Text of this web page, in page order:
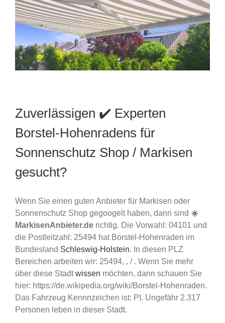
Zuverlässigen ✔️ Experten
Borstel-Hohenradens für
Sonnenschutz Shop / Markisen
gesucht?
Wenn Sie einen guten Anbieter für Markisen oder
Sonnenschutz Shop gegoogelt haben, dann sind ☀️
MarkisenAnbieter.de richtig. Die Vorwahl: 04101 und
die Postleitzahl: 25494 hat Borstel-Hohenraden im
Bundesland Schleswig-Holstein. In diesen PLZ
Bereichen arbeiten wir: 25494, , / . Wenn Sie mehr
über diese Stadtwissen möchten, dann schauen Sie
hier: https://de.wikipedia.org/wiki/Borstel-Hohenraden.
Das Fahrzeug Kennnzeichen ist: PI. Ungefähr 2.317
Personen leben in dieser Stadt.